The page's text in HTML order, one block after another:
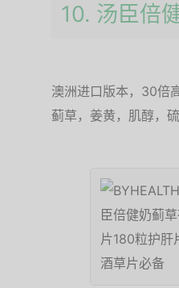
10. 汤臣倍
澳洲进口版本，30倍
蓟草，姜黄，肌醇，